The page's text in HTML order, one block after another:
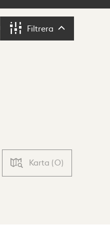
Filtrera Filtrera
Karta (0)